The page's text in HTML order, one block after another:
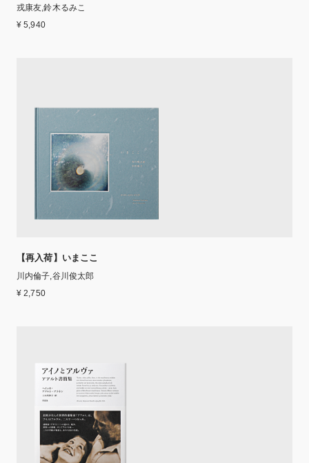
戎康友,鈴木るみこ
¥ 5,940
【再入荷】いまここ
川内倫子,谷川俊太郎
¥ 2,750